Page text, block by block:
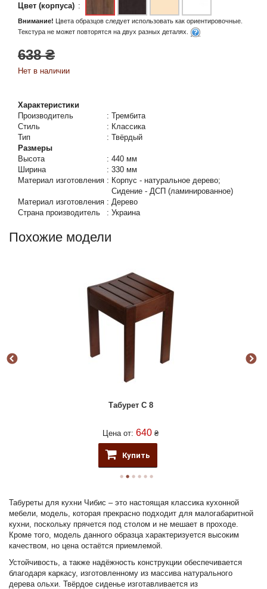
Цвет (корпуса) :
Внимание! Цвета образцов следует использовать как ориентировочные.
Текстура не может повторятся на двух разных деталях.
638 ₴
Нет в наличии
Характеристики
Производитель
: Трембита
Стиль
: Классика
Тип
: Твёрдый
Размеры
Высота
: 440 мм
Ширина
: 330 мм
Материал изготовления : Корпус - натуральное дерево;
Сидение - ДСП (ламинированное)
Материал изготовления : Дерево
Страна производитель
: Украина
Похожие модели
Табурет C 8
Цена от: 640 ₴
Купить
Табуреты для кухни Чибис – это настоящая классика кухонной
мебели, модель, которая прекрасно подходит для малогабаритной
кухни, поскольку прячется под столом и не мешает в проходе.
Кроме того, модель данного образца характеризуется высоким
качеством, но цена остаётся приемлемой.
Устойчивость, а также надёжность конструкции обеспечивается
благодаря каркасу, изготовленному из массива натурального
дерева ольхи. Твёрдое сиденье изготавливается из